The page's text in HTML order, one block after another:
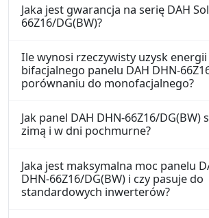
Jaka jest gwarancja na serię DAH
66Z16/DG(BW)?
Ile wynosi rzeczywisty uzysk energii
bifacjalnego panelu DAH DHN-
porównaniu do monofacjalnego?
Jak panel DAH DHN-66Z16/DG(BW)
zimą i w dni pochmurne?
Jaka jest maksymalna moc panelu
DHN-66Z16/DG(BW) i czy pasuje do
standardowych inwerterów?